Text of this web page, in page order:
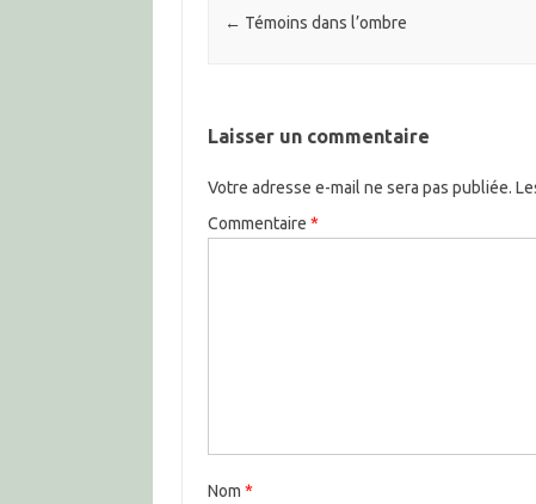
← Témoins dans l’ombre
Laisser un commentaire
Votre adresse e-mail ne sera pas publiée.
Commentaire *
Nom *